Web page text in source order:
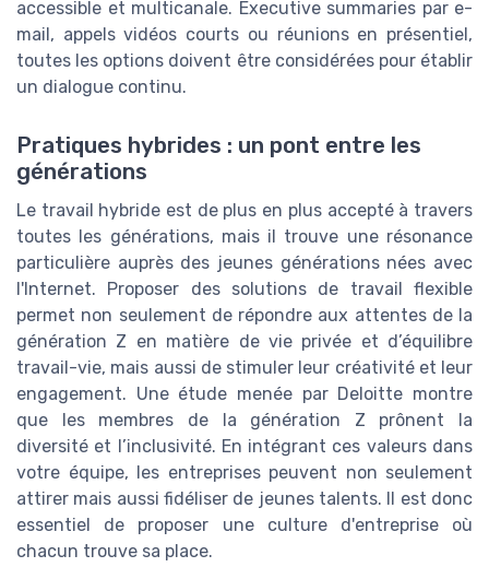
accessible et multicanale. Executive summaries par e-
mail, appels vidéos courts ou réunions en présentiel,
toutes les options doivent être considérées pour établir
un dialogue continu.
Pratiques hybrides : un pont entre les
générations
Le travail hybride est de plus en plus accepté à travers
toutes les générations, mais il trouve une résonance
particulière auprès des jeunes générations nées avec
l'Internet. Proposer des solutions de travail flexible
permet non seulement de répondre aux attentes de la
génération Z en matière de vie privée et d’équilibre
travail-vie, mais aussi de stimuler leur créativité et leur
engagement. Une étude menée par Deloitte montre
que les membres de la génération Z prônent la
diversité et l’inclusivité. En intégrant ces valeurs dans
votre équipe, les entreprises peuvent non seulement
attirer mais aussi fidéliser de jeunes talents. Il est donc
essentiel de proposer une culture d'entreprise où
chacun trouve sa place.